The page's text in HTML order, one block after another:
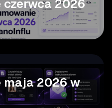
czerwca 2026
maja 2026 w